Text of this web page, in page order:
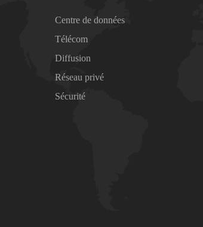
Centre de données
Télécom
Diffusion
Réseau privé
Sécurité